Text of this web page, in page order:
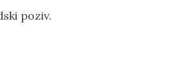
poziv.